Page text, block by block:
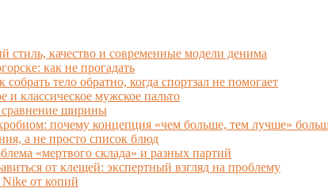
стиль, качество и современные модели денима
как не прогадать
тело обратно, когда спортзал не помогает
и классическое мужское пальто
ширины
почему концепция «чем больше, тем лучше»
а не просто список блюд
«мертвого склада» и разных партий
от клещей: экспертный взгляд на проблему
от копий